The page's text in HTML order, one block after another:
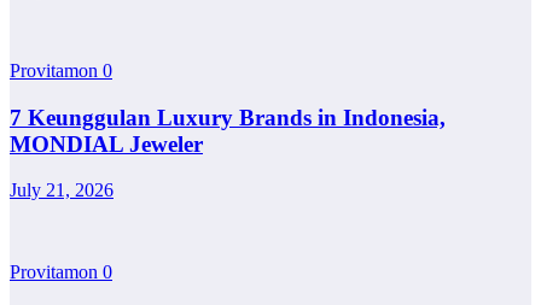
Provitamon 0
7 Keunggulan Luxury Brands in Indonesia,
MONDIAL Jeweler
July 21, 2026
Provitamon 0